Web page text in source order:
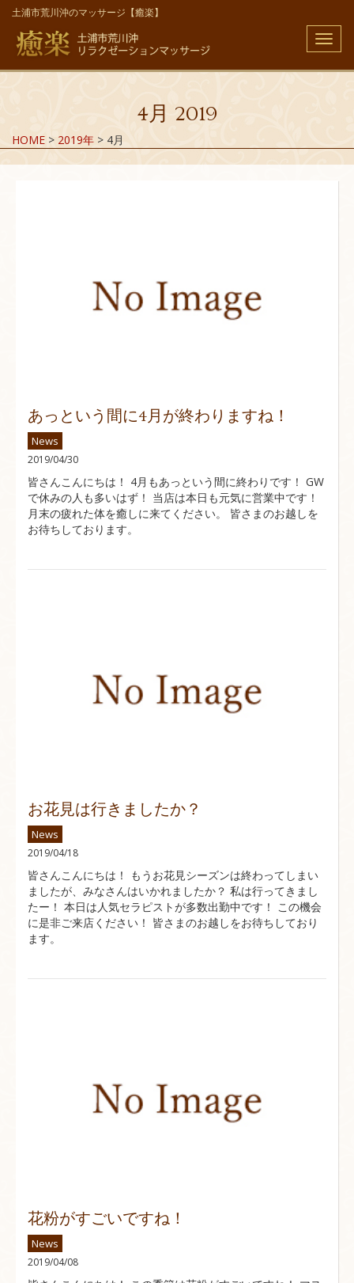
土浦市荒川沖のマッサージ【癒楽】
メ
ニ
ュ
4月 2019
HOME > 2019年 > 4月
あっという間に4月が終わりますね！
News
2019/04/30
皆さんこんにちは！ 4月もあっという間に終わりです！ GW
で休みの人も多いはず！ 当店は本日も元気に営業中です！
月末の疲れた体を癒しに来てください。 皆さまのお越しを
お待ちしております。
お花見は行きましたか？
News
2019/04/18
皆さんこんにちは！ もうお花見シーズンは終わってしまい
ましたが、みなさんはいかれましたか？ 私は行ってきまし
たー！ 本日は人気セラピストが多数出勤中です！ この機会
に是非ご来店ください！ 皆さまのお越しをお待ちしており
ます。
花粉がすごいですね！
News
2019/04/08